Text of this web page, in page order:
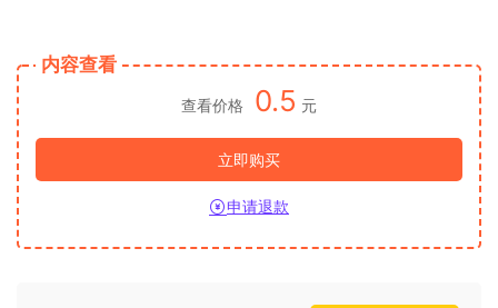
内容查看
查看价格 0.5 元
立即购买
申请退款